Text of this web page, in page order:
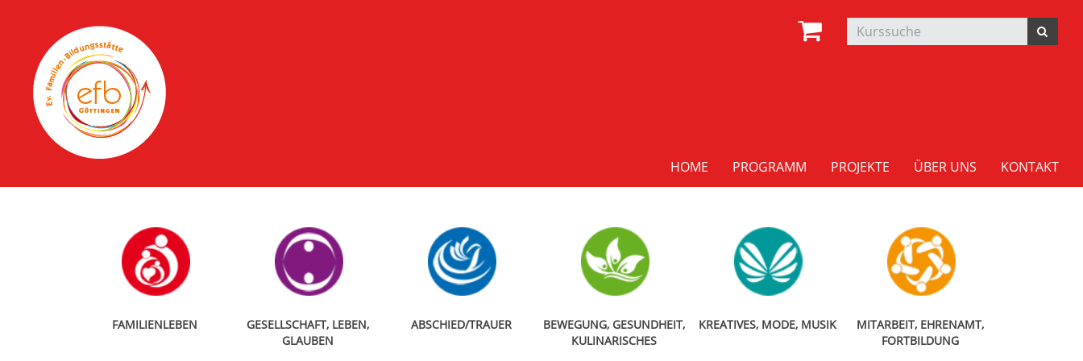
HOME PROGRAMM PROJEKTE ÜBER UNS KONTAKT
FAMILIENLEBEN
GESELLSCHAFT, LEBEN,
GLAUBEN
ABSCHIED/TRAUER
BEWEGUNG, GESUNDHEIT,
KULINARISCHES
KREATIVES, MODE, MUSIK
MITARBEIT, EHRENAMT,
FORTBILDUNG